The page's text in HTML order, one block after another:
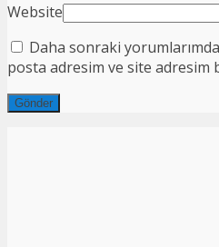
Website
Daha sonraki
posta adresim ve site adresim